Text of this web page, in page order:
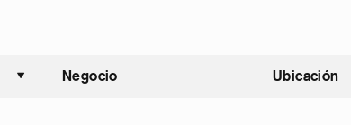
Ordenar ascendente
Negocio Ubicación